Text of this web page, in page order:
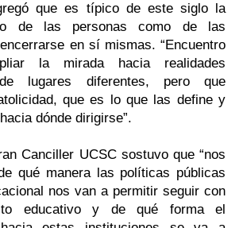
que es típico de este siglo la
de las personas como de las
en sí mismas. “Encuentro
la mirada hacia realidades
lugares diferentes, pero que
que es lo que las define y
dónde dirigirse”.
Canciller UCSC sostuvo que “nos
qué manera las políticas públicas
nos van a permitir seguir con
educativo y de qué forma el